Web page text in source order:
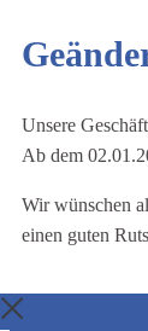
Unsere
Ab dem
Wir wünschen
einen guten